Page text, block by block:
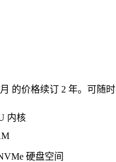
的价格续订 2 年。可随时
内核
硬盘空间